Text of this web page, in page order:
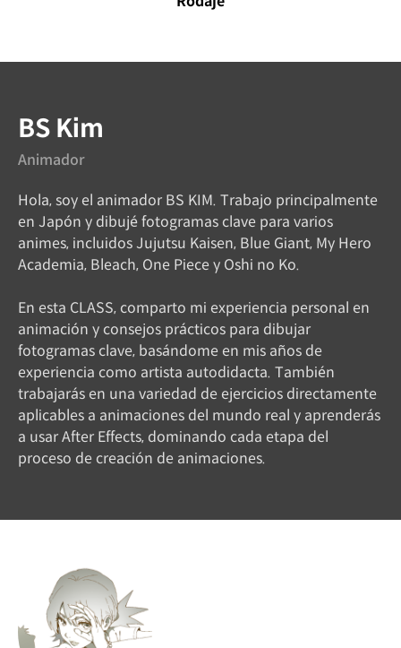
Animador
BS Kim
Hola, soy el animador BS KIM. Trabajo principalmente
en Japón y dibujé fotogramas clave para varios
animes, incluidos Jujutsu Kaisen, Blue Giant, My Hero
Academia, Bleach, One Piece y Oshi no Ko.
En esta CLASS, comparto mi experiencia personal en
animación y consejos prácticos para dibujar
fotogramas clave, basándome en mis años de
experiencia como artista autodidacta. También
trabajarás en una variedad de ejercicios directamente
aplicables a animaciones del mundo real y aprenderás
a usar After Effects, dominando cada etapa del
proceso de creación de animaciones.